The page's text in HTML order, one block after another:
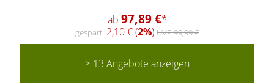
ab 97,89 €*
gespart: 2,10 € (2%) UVP 99,99 €
> 13 Angebote anzeigen